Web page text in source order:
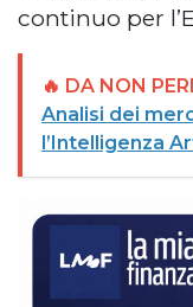
continuo per
🔥 DA NON
Analisi dei
l’Intelligenza